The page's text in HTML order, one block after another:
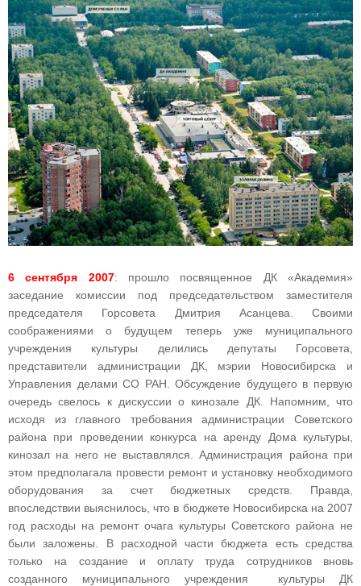
6 сентября 2007: прошло посвященное ДК «Академия»
заседание комиссии под председательством заместителя
председателя Горсовета Дмитрия Асанцева. Своими
соображениями о будущем теперь уже муниципального
учреждения культуры делились депутаты Горсовета,
представители администрации ДК, мэрии Новосибирска и
Управления делами СО РАН. Обсуждение будущего в первую
очередь свелось к дискуссии о кинозале ДК. Напомним, что
исходя из главного требования администрации Советского
района при проведении конкурса на аренду Дома культуры,
кинозал на него не выставлялся. Администрация района при
этом предполагала провести ремонт и установку необходимого
оборудования за счет бюджетных средств. Правда,
впоследствии выяснилось, что в бюджете Новосибирска на 2007
год расходы на ремонт очага культуры Советского района не
были заложены. В расходной части бюджета есть средства
только на создание и оплату труда сотрудников вновь
созданного муниципального учреждения культуры ДК